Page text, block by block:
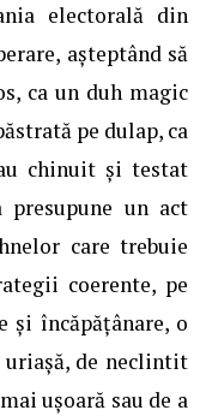
electorală din
așteptând să
ca un duh magic
pe dulap, ca
chinuit și testat
un act
care trebuie
coerente, pe
și încăpățânare, o
de neclintit
ușoară sau de a